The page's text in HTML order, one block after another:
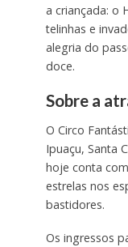
a criançada: o
telinhas e
alegria do
doce.
Sobre a
O Circo
Ipuaçu, Santa
hoje conta
estrelas nos
bastidores.
Os ingressos